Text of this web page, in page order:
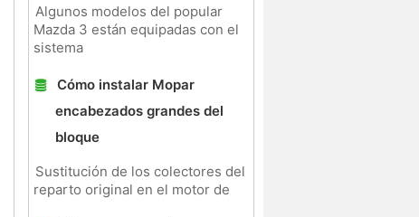
Algunos modelos del popular
Mazda 3 están equipadas con el
sistema
Cómo instalar Mopar
encabezados grandes del
bloque
Sustitución de los colectores del
reparto original en el motor de